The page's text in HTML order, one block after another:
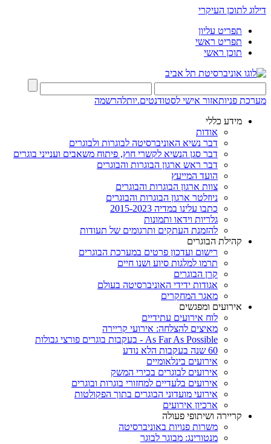
דילוג לתוכן העיקרי
תפריט עליון
תפריט ראשי
תוכן ראשי
מערכת פניותאזור אישי לסטודנטים.יותלהרשמה
מידע כללי
אודות
דבר נשיא האוניברסיטה לבוגרות ולבוגרים
דבר סגן הנשיא לקשרי חוץ, פיתוח משאבים וענייני בוגרים
דבר ראש ארגון הבוגרות והבוגרים
הועד המייעץ
צוות ארגון הבוגרות והבוגרים
ניוזלטר ארגון הבוגרות והבוגרים
כתבו עלינו במדיה 2015-2023
גלריות וידאו ותמונות
להזמנת העתקים ותרגומים של תעודות
קהילת הבוגרים
רישום ועדכון פרטים במערכת הבוגרים
תרמו למלגות סיוע ושנו חיים
קרן הבוגרים
אגודות ידידי האוניברסיטה בעולם
מאגר המחקרים
אירועים ומפגשים
לוח אירועים עתידיים
מאיצים להצלחה: אירועי קריירה
As Far As Possible - בעקבות בוגרים פורצי גבולות
60 שנה בעקבות הלא נודע
אירועים בינלאומיים
אירועים לבוגרים בכירי המשק
אירועים בלעדיים למחזורי בוגרות ובוגרים
אירועי מועדוני הבוגרים בתוך הפקולטות
ארכיון אירועים
קריירה ושיתופי פעולה
משרות פנויות באוניברסיטה
מנטורינג: מבוגר לבוגר